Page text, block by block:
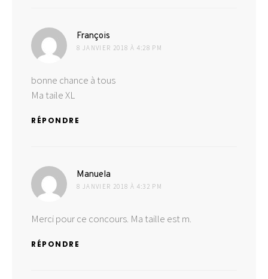
François
8 JANVIER 2018 À 4:28 PM
bonne chance à tous
Ma taile XL
RÉPONDRE
Manuela
8 JANVIER 2018 À 4:32 PM
Merci pour ce concours. Ma taille est m.
RÉPONDRE